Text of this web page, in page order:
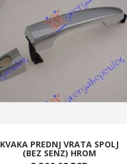
KVAKA PREDNJ VRATA SPOLJ
(BEZ SENZ) HROM